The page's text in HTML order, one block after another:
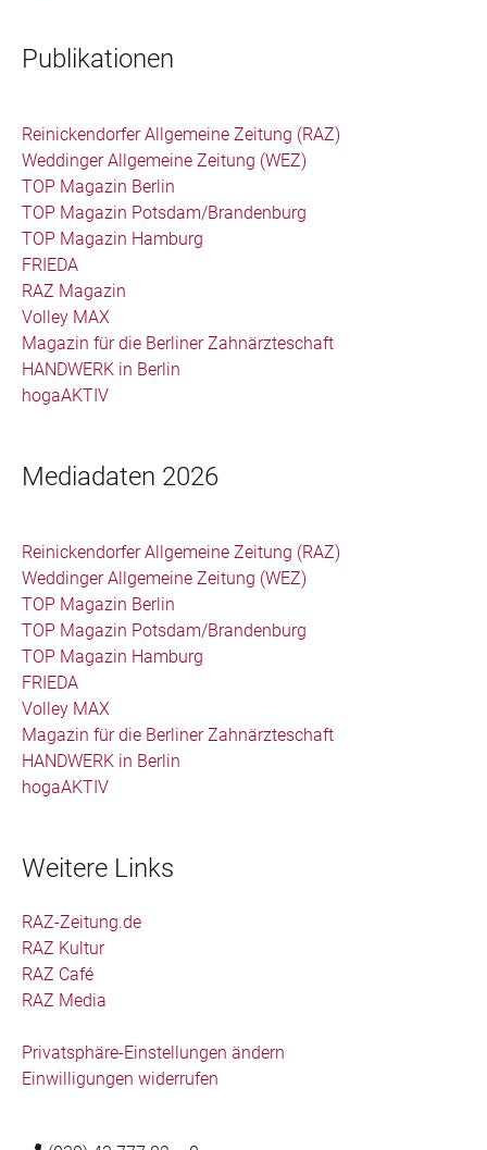
Publikationen
Reinickendorfer Allgemeine Zeitung (RAZ)
Weddinger Allgemeine Zeitung (WEZ)
TOP Magazin Berlin
TOP Magazin Potsdam/Brandenburg
TOP Magazin Hamburg
FRIEDA
RAZ Magazin
Volley MAX
Magazin für die Berliner Zahnärzteschaft
HANDWERK in Berlin
hogaAKTIV
Mediadaten 2026
Reinickendorfer Allgemeine Zeitung (RAZ)
Weddinger Allgemeine Zeitung (WEZ)
TOP Magazin Berlin
TOP Magazin Potsdam/Brandenburg
TOP Magazin Hamburg
FRIEDA
Volley MAX
Magazin für die Berliner Zahnärzteschaft
HANDWERK in Berlin
hogaAKTIV
Weitere Links
RAZ-Zeitung.de
RAZ Kultur
RAZ Café
RAZ Media
Privatsphäre-Einstellungen ändern
Einwilligungen widerrufen